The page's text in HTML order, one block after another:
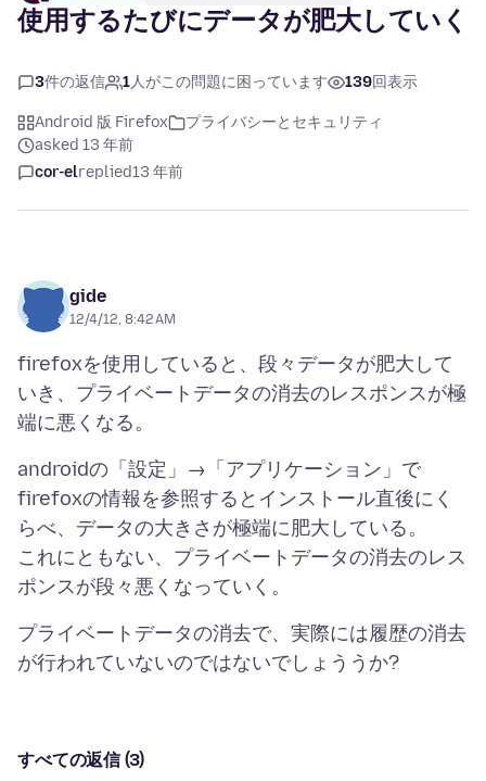
使用するたびにデータが肥大していく
3件の返信 1人がこの問題に困っています 139回表示
Android 版 Firefox
プライバシーとセキュリティ
asked 13 年前
cor-elreplied13 年前
gide
12/4/12, 8:42 AM
firefoxを使用していると、段々データが肥大して
いき、プライベートデータの消去のレスポンスが極
androidの「設定」→「アプリケーション」で
firefoxの情報を参照するとインストール直後にく
らべ、データの大きさが極端に肥大している。
これにともない、プライベートデータの消去のレス
プライベートデータの消去で、実際には履歴の消去
すべての返信 (3)